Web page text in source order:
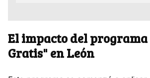
El impacto del programa
Gratis" en León